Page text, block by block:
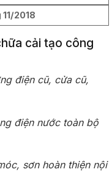
2018
cải tạo công
điện cũ, cửa cũ,
điện nước toàn bộ
sơn hoàn thiện nội